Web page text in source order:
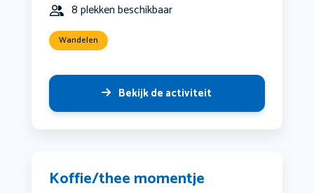
8 plekken beschikbaar
Wandelen
Bekijk de activiteit
Koffie/thee momentje